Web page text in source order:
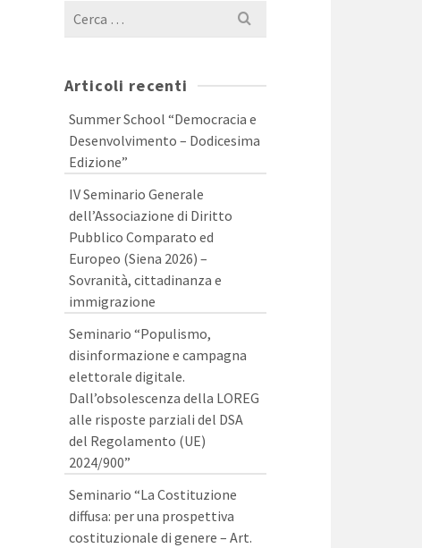
Cerca
Articoli recenti
Summer School “Democracia e
Desenvolvimento – Dodicesima
Edizione”
IV Seminario Generale
dell’Associazione di Diritto
Pubblico Comparato ed
Europeo (Siena 2026) –
Sovranità, cittadinanza e
immigrazione
Seminario “Populismo,
disinformazione e campagna
elettorale digitale.
Dall’obsolescenza della LOREG
alle risposte parziali del DSA
del Regolamento (UE)
2024/900”
Seminario “La Costituzione
diffusa: per una prospettiva
costituzionale di genere – Art.